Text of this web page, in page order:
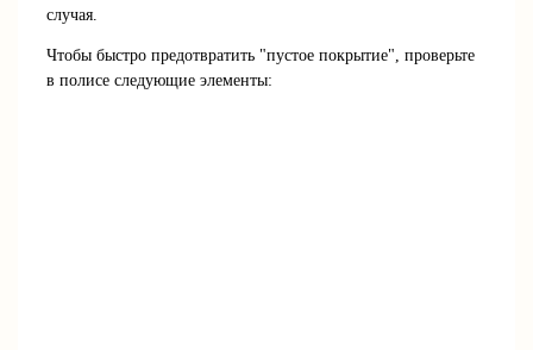
случая.
Чтобы быстро предотвратить "пустое покрытие", проверьте
в полисе следующие элементы: